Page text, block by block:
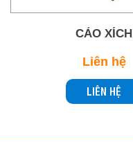
CẢO XÍCH
Liên hệ
LIÊN HỆ